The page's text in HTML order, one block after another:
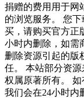
捐赠的费用用于网
的浏览服务。 您
买，请购买官方正
小时内删除，如需
删除资源引起的版
任。 本站部分资
权属原著所有。 如
我们会在24小时内